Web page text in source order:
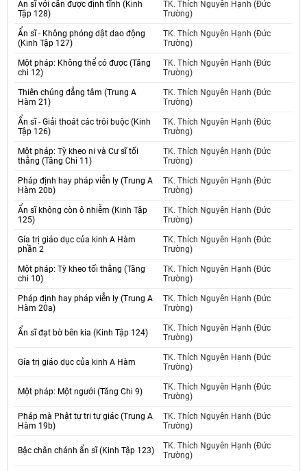
Ẩn sĩ với căn được định tĩnh (Kinh
Tập 128)
TK. Thích Nguyên Hạnh (Đức
Trường)
Ẩn sĩ - Không phóng dật dao động
(Kinh Tập 127)
TK. Thích Nguyên Hạnh (Đức
Trường)
Một pháp: Không thể có được (Tăng
chi 12)
TK. Thích Nguyên Hạnh (Đức
Trường)
Thiên chúng đẳng tâm (Trung A
Hàm 21)
TK. Thích Nguyên Hạnh (Đức
Trường)
Ẩn sĩ - Giải thoát các trói buộc (Kinh
Tập 126)
TK. Thích Nguyên Hạnh (Đức
Trường)
Một pháp: Tỳ kheo ni và Cư sĩ tối
thắng (Tăng Chi 11)
TK. Thích Nguyên Hạnh (Đức
Trường)
Pháp định hay pháp viễn ly (Trung A
Hàm 20b)
TK. Thích Nguyên Hạnh (Đức
Trường)
Ẩn sĩ không còn ô nhiễm (Kinh Tập
125)
TK. Thích Nguyên Hạnh (Đức
Trường)
Gía trị giáo dục của kinh A Hàm
phần 2
TK. Thích Nguyên Hạnh (Đức
Trường)
Một pháp: Tỳ kheo tối thắng (Tăng
chi 10)
TK. Thích Nguyên Hạnh (Đức
Trường)
Pháp định hay pháp viễn ly (Trung A
Hàm 20a)
TK. Thích Nguyên Hạnh (Đức
Trường)
Ẩn sĩ đạt bờ bên kia (Kinh Tập 124)
TK. Thích Nguyên Hạnh (Đức
Trường)
Gía trị giáo dục của kinh A Hàm
TK. Thích Nguyên Hạnh (Đức
Trường)
Một pháp: Một ngưới (Tăng Chi 9)
TK. Thích Nguyên Hạnh (Đức
Trường)
Pháp mà Phật tự tri tự giác (Trung A
Hàm 19b)
TK. Thích Nguyên Hạnh (Đức
Trường)
Bậc chân chánh ẩn sĩ (Kinh Tập 123)
TK. Thích Nguyên Hạnh (Đức
Trường)